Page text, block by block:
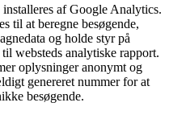
af Google Analytics.
til at beregne besøgende,
og holde styr på
websteds analytiske rapport.
oplysninger anonymt og
genereret nummer for at
besøgende.